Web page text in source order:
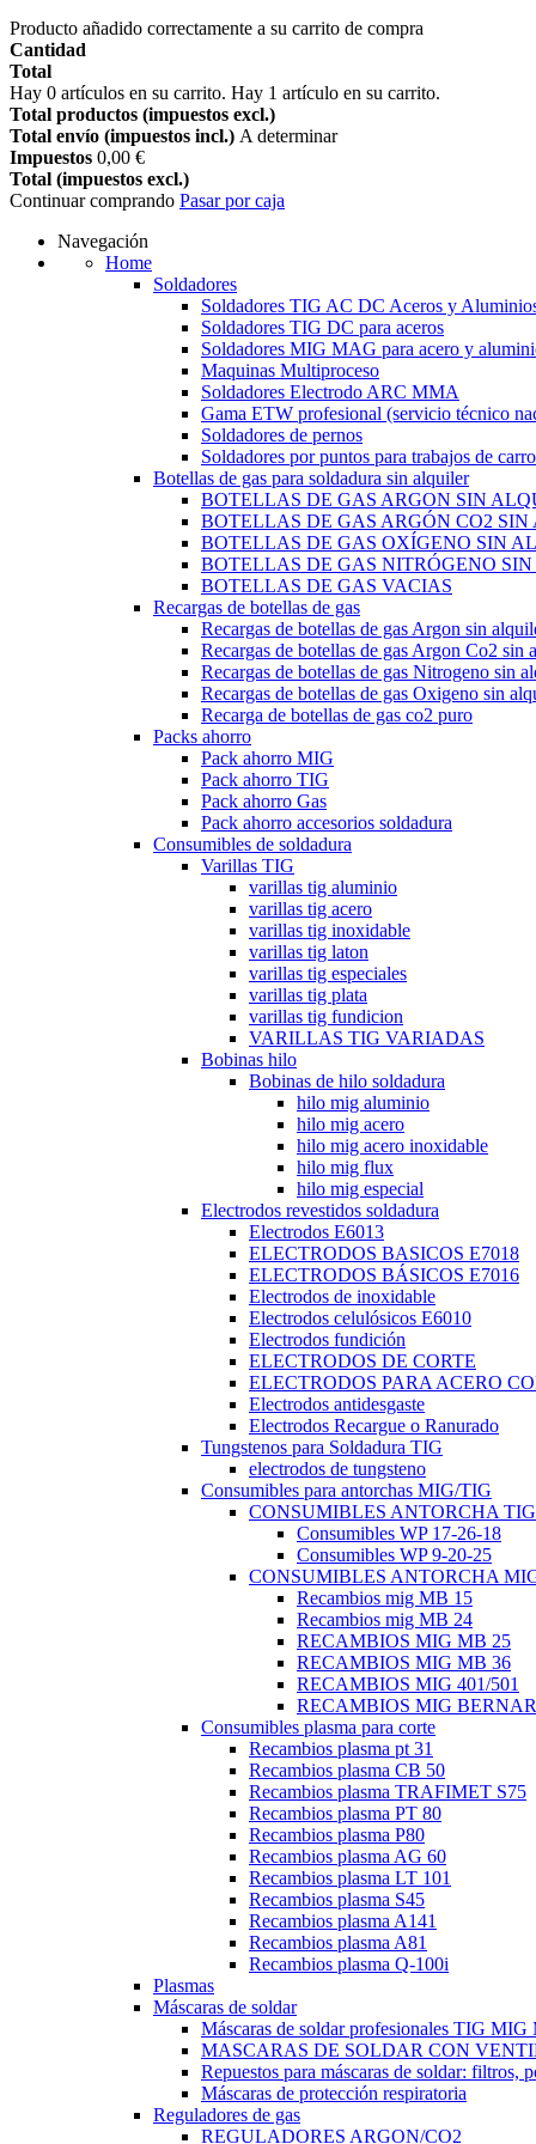
Producto añadido correctamente a su carrito de compra
Cantidad
Total
Hay 0 artículos en su carrito. Hay 1 artículo en su carrito.
Total productos (impuestos excl.)
Total envío (impuestos incl.) A determinar
Impuestos 0,00 €
Total (impuestos excl.)
Continuar comprando Pasar por caja
Navegación
Home
Soldadores
Soldadores TIG AC DC Aceros y
Soldadores TIG DC para aceros
Soldadores MIG MAG para acero y
Maquinas Multiproceso
Soldadores Electrodo ARC MMA
Gama ETW profesional (servicio técnico
Soldadores de pernos
Soldadores por puntos para trabajos de
Botellas de gas para soldadura sin alquiler
BOTELLAS DE GAS ARGON SIN
BOTELLAS DE GAS ARGÓN CO2 SIN
BOTELLAS DE GAS OXÍGENO SIN
BOTELLAS DE GAS NITRÓGENO
BOTELLAS DE GAS VACIAS
Recargas de botellas de gas
Recargas de botellas de gas Argon sin
Recargas de botellas de gas Argon Co2 sin
Recargas de botellas de gas Nitrogeno sin
Recargas de botellas de gas Oxigeno sin
Recarga de botellas de gas co2 puro
Packs ahorro
Pack ahorro MIG
Pack ahorro TIG
Pack ahorro Gas
Pack ahorro accesorios soldadura
Consumibles de soldadura
Varillas TIG
varillas tig aluminio
varillas tig acero
varillas tig inoxidable
varillas tig laton
varillas tig especiales
varillas tig plata
varillas tig fundicion
VARILLAS TIG VARIADAS
Bobinas hilo
Bobinas de hilo soldadura
hilo mig aluminio
hilo mig acero
hilo mig acero inoxidable
hilo mig flux
hilo mig especial
Electrodos revestidos soldadura
Electrodos E6013
ELECTRODOS BASICOS E7018
ELECTRODOS BÁSICOS E7016
Electrodos de inoxidable
Electrodos celulósicos E6010
Electrodos fundición
ELECTRODOS DE CORTE
ELECTRODOS PARA ACERO
Electrodos antidesgaste
Electrodos Recargue o Ranurado
Tungstenos para Soldadura TIG
electrodos de tungsteno
Consumibles para antorchas MIG/TIG
CONSUMIBLES ANTORCHA TIG
Consumibles WP 17-26-18
Consumibles WP 9-20-25
CONSUMIBLES ANTORCHA
Recambios mig MB 15
Recambios mig MB 24
RECAMBIOS MIG MB 25
RECAMBIOS MIG MB 36
RECAMBIOS MIG 401/501
RECAMBIOS MIG
Consumibles plasma para corte
Recambios plasma pt 31
Recambios plasma CB 50
Recambios plasma TRAFIMET S75
Recambios plasma PT 80
Recambios plasma P80
Recambios plasma AG 60
Recambios plasma LT 101
Recambios plasma S45
Recambios plasma A141
Recambios plasma A81
Recambios plasma Q-100i
Plasmas
Máscaras de soldar
Máscaras de soldar profesionales TIG
MASCARAS DE SOLDAR CON
Repuestos para máscaras de soldar: filtros,
Máscaras de protección respiratoria
Reguladores de gas
REGULADORES ARGON/CO2